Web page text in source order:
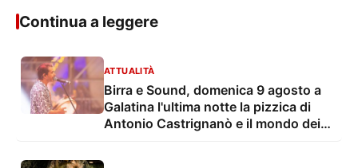
Continua a leggere
ATTUALITÀ
Birra e Sound, domenica 9 agosto a
Galatina l'ultima notte la pizzica di
Antonio Castrignanò e il mondo dei